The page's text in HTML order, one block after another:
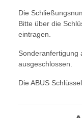
Die
Bitte über die
eintragen.
Sonderanfertigung
ausgeschlossen.
Die ABUS